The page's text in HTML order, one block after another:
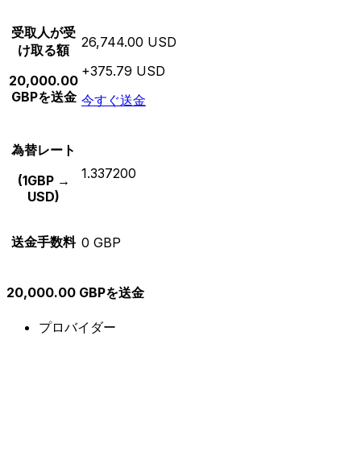
受取人が受
け取る額
20,000.00
GBPを送金
26,744.00 USD
+375.79 USD
今すぐ送金
為替レート
(1GBP →
USD)
1.337200
送金手数料 0 GBP
20,000.00 GBPを送金
プロバイダー